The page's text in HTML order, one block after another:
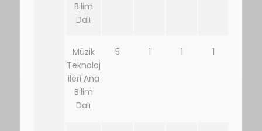
Bilim
Dalı
Müzik
Teknoloj
ileri Ana
Bilim
Dalı
5 1 1 1